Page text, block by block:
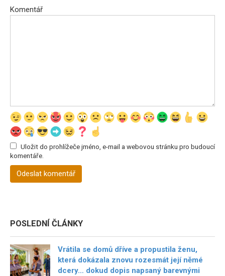
Komentář
Uložit do prohlížeče jméno, e-mail a webovou stránku pro budoucí
komentáře.
POSLEDNÍ ČLÁNKY
Vrátila se domů dříve a propustila ženu,
která dokázala znovu rozesmát její němé
dcery… dokud dopis napsaný barevnými